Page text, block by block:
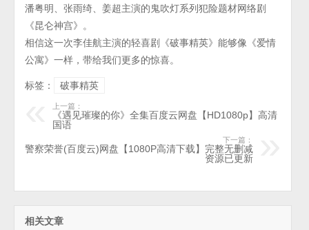
潘粤明、张雨绮、姜超主演的鬼吹灯系列犯险题材网络剧
《昆仑神宫》。
相信这一次李佳航主演的轻喜剧《破事精英》能够像《爱情
公寓》一样，带给我们更多的惊喜。
标签：
破事精英
上一篇：
《遇见璀璨的你》全集百度云网盘【HD1080p】高清
国语
下一篇：
警察荣誉(百度云)网盘【1080P高清下载】完整无删减
资源已更新
相关文章